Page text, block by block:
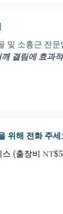
및 소흉근 전문
결림에 효과
위해 전화 주세
(출장비